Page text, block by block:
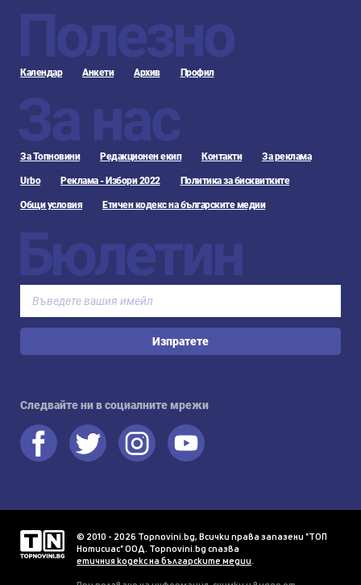
Полезно
Календар Анкети Архив Профил
За нас
За Топновини Редакционен екип Контакти За реклама
Urbo Реклама - Избори 2022 Политика за бисквитките
Общи условия Етичен кодекс на българските медии
Бюлетин
Изпратете
Следвайте ни в социалните мрежи
© 2010 - 2026 Topnovini.bg, Всички права запазени "ТОП
Нотисиас" ООД. Topnovini.bg спазва
етичния кодекс на българските медии.